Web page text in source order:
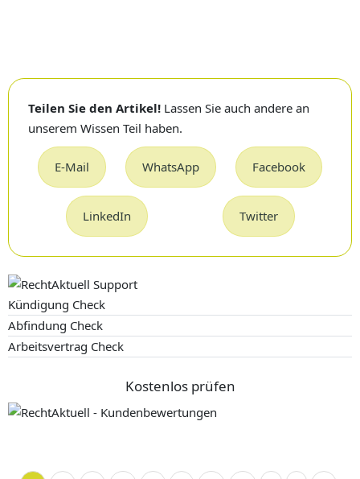
Teilen Sie den Artikel! Lassen Sie auch andere an
unserem Wissen Teil haben.
E-Mail WhatsApp Facebook
LinkedIn Twitter
Kündigung Check
Abfindung Check
Arbeitsvertrag Check
Kostenlos prüfen